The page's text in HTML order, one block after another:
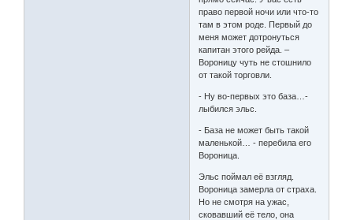
право первой ночи или что-то
там в этом роде. Первый до
меня может дотронуться
капитан этого рейда. –
Вороницу чуть не стошнило
от такой торговли.
- Ну во-первых это база…-
лыбился эльс.
- База не может быть такой
маленькой… - перебила его
Вороница.
Эльс поймал её взгляд.
Вороница замерла от страха.
Но не смотря на ужас,
сковавший её тело, она